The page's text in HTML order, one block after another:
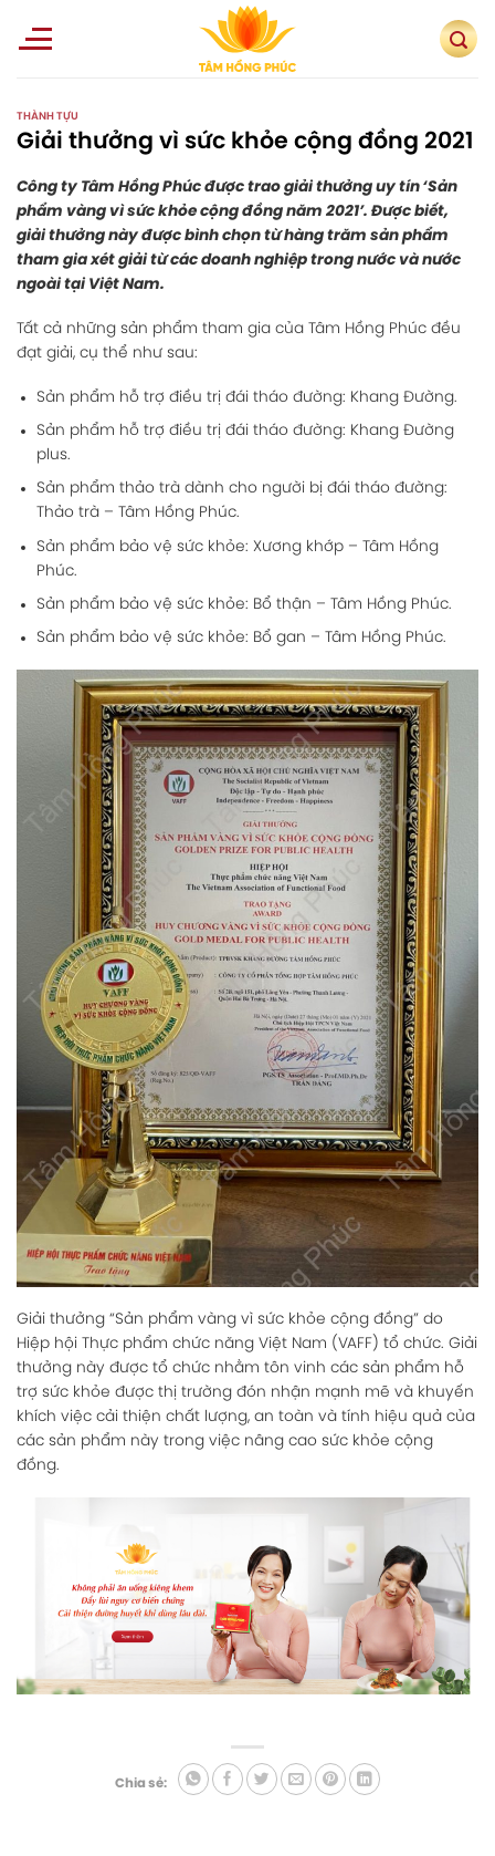
THÀNH TỰU
Giải thưởng vì sức khỏe cộng đồng 2021
Công ty Tâm Hồng Phúc được trao giải thưởng uy tín ‘Sản
phẩm vàng vì sức khỏe cộng đồng năm 2021’. Được biết,
giải thưởng này được bình chọn từ hàng trăm sản phẩm
tham gia xét giải từ các doanh nghiệp trong nước và nước
ngoài tại Việt Nam.
Tất cả những sản phẩm tham gia của Tâm Hồng Phúc đều
đạt giải, cụ thể như sau:
Sản phẩm hỗ trợ điều trị đái tháo đường: Khang Đường.
Sản phẩm hỗ trợ điều trị đái tháo đường: Khang Đường
plus.
Sản phẩm thảo trà dành cho người bị đái tháo đường:
Thảo trà – Tâm Hồng Phúc.
Sản phẩm bảo vệ sức khỏe: Xương khớp – Tâm Hồng
Phúc.
Sản phẩm bảo vệ sức khỏe: Bổ thận – Tâm Hồng Phúc.
Sản phẩm bảo vệ sức khỏe: Bổ gan – Tâm Hồng Phúc.
Giải thưởng “Sản phẩm vàng vì sức khỏe cộng đồng” do
Hiệp hội Thực phẩm chức năng Việt Nam (VAFF) tổ chức. Giải
thưởng này được tổ chức nhằm tôn vinh các sản phẩm hỗ
trợ sức khỏe được thị trường đón nhận mạnh mẽ và khuyến
khích việc cải thiện chất lượng, an toàn và tính hiệu quả của
các sản phẩm này trong việc nâng cao sức khỏe cộng
đồng.
Chia sẻ: